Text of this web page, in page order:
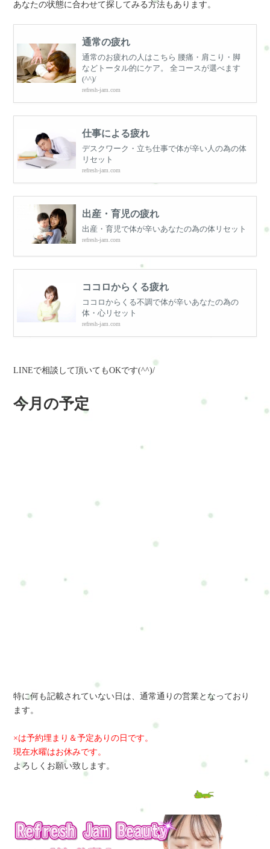
あなたの状態に合わせて探してみる方法もあります。
通常の疲れ
通常のお疲れの人はこちら 腰痛・肩こり・脚
などトータル的にケア。 全コースが選べます
(^^)/
refresh-jam.com
仕事による疲れ
デスクワーク・立ち仕事で体が辛い人の為の体
リセット
refresh-jam.com
出産・育児の疲れ
出産・育児で体が辛いあなたの為の体リセット
refresh-jam.com
ココロからくる疲れ
ココロからくる不調で体が辛いあなたの為の
体・心リセット
refresh-jam.com
LINEで相談して頂いてもOKです(^^)/
今月の予定
特に何も記載されていない日は、通常通りの営業となっており
ます。
×は予約埋まり＆予定ありの日です。
現在水曜はお休みです。
よろしくお願い致します。